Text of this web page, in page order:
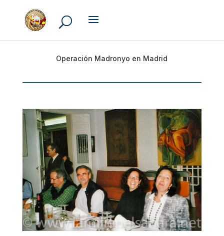
Operación Madronyo en Madrid